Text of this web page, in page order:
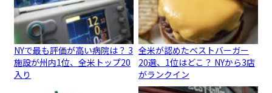
NYで最も評価が高い病院は？ 3
施設が州内1位、全米トップ20
入り
全米が認めたベストバーガー
20選、1位はどこ？ NYから3店
がランクイン